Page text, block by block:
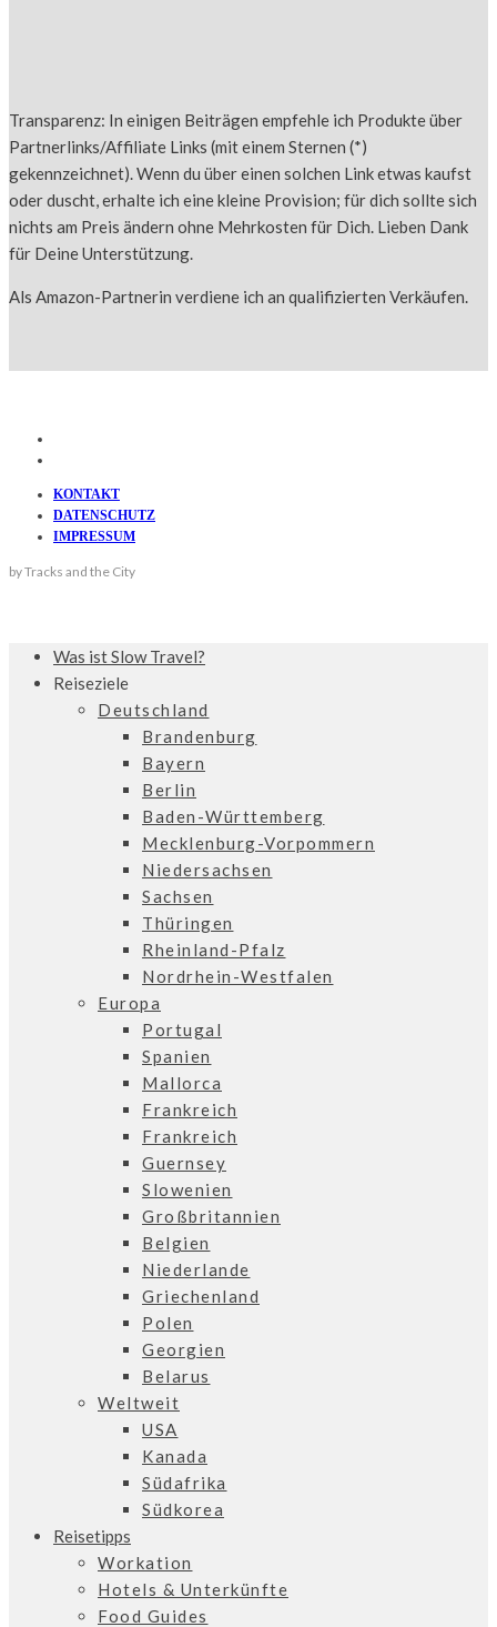
Transparenz: In einigen Beiträgen empfehle ich Produkte über
Partnerlinks/Affiliate Links (mit einem Sternen (*)
gekennzeichnet). Wenn du über einen solchen Link etwas kaufst
oder duscht, erhalte ich eine kleine Provision; für dich sollte sich
nichts am Preis ändern ohne Mehrkosten für Dich. Lieben Dank
für Deine Unterstützung.
Als Amazon-Partnerin verdiene ich an qualifizierten Verkäufen.
KONTAKT
DATENSCHUTZ
IMPRESSUM
by Tracks and the City
Was ist Slow Travel?
Reiseziele
Deutschland
Brandenburg
Bayern
Berlin
Baden-Württemberg
Mecklenburg-Vorpommern
Niedersachsen
Sachsen
Thüringen
Rheinland-Pfalz
Nordrhein-Westfalen
Europa
Portugal
Spanien
Mallorca
Frankreich
Frankreich
Guernsey
Slowenien
Großbritannien
Belgien
Niederlande
Griechenland
Polen
Georgien
Belarus
Weltweit
USA
Kanada
Südafrika
Südkorea
Reisetipps
Workation
Hotels & Unterkünfte
Food Guides